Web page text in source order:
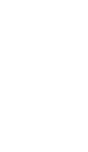
ット